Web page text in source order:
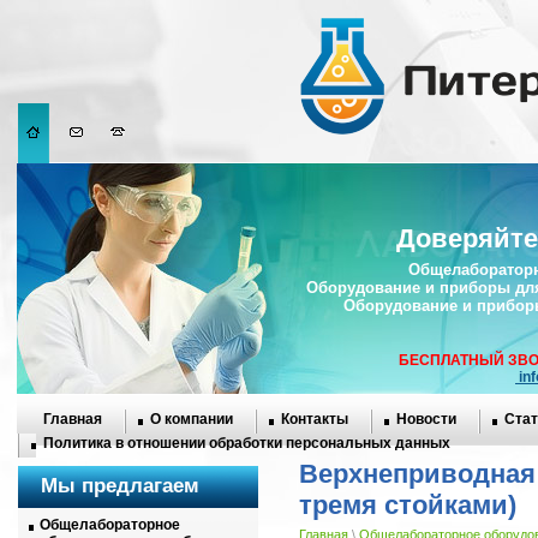
Оборудование и приборы
Оборудование и
БЕСПЛАТНЫЙ
Главная О компании Контакты Новости
Политика в отношении обработки персональных данных
Мы предлагаем
Общелабораторное
тремя стойками)
Главная \ Общелабораторное